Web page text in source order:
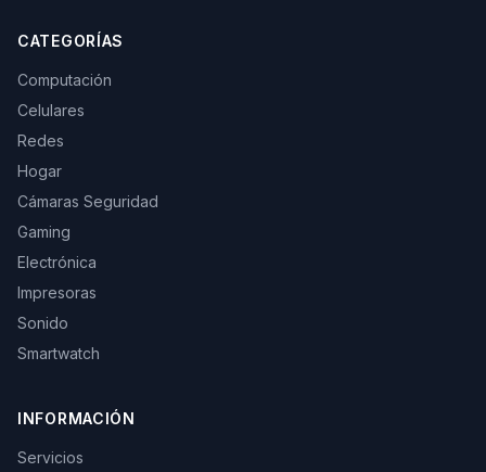
CATEGORÍAS
Computación
Celulares
Redes
Hogar
Cámaras Seguridad
Gaming
Electrónica
Impresoras
Sonido
Smartwatch
INFORMACIÓN
Servicios